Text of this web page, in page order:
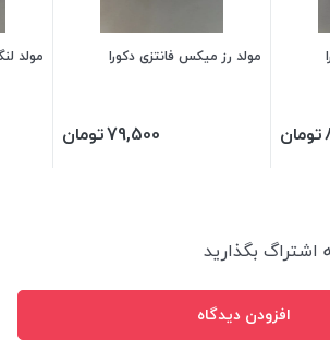
تومان
مولد رز میکس فانتزی دکورا
79,500تومان
مولد
اشتراگ بگذارید
افزودن دیدگاه